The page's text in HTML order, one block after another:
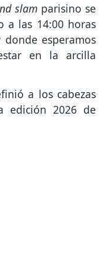
slam parisino se
a las 14:00 horas
esperamos
en la arcilla
a los cabezas
edición 2026 de